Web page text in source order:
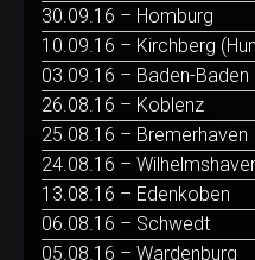
30.09.16 – Homburg
10.09.16 – Kirchberg
03.09.16 – Baden-Baden
26.08.16 – Koblenz
25.08.16 – Bremerhaven
24.08.16 –
13.08.16 – Edenkoben
06.08.16 – Schwedt
05.08.16 – Wardenburg